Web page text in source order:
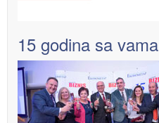
15 godina sa vama